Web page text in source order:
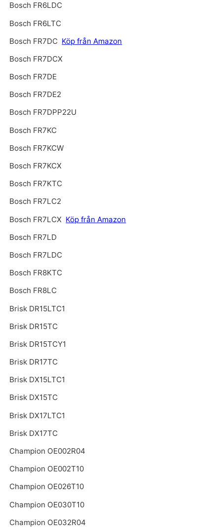
Bosch FR6LDC
Bosch FR6LTC
Bosch FR7DC Köp från Amazon
Bosch FR7DCX
Bosch FR7DE
Bosch FR7DE2
Bosch FR7DPP22U
Bosch FR7KC
Bosch FR7KCW
Bosch FR7KCX
Bosch FR7KTC
Bosch FR7LC2
Bosch FR7LCX Köp från Amazon
Bosch FR7LD
Bosch FR7LDC
Bosch FR8KTC
Bosch FR8LC
Brisk DR15LTC1
Brisk DR15TC
Brisk DR15TCY1
Brisk DR17TC
Brisk DX15LTC1
Brisk DX15TC
Brisk DX17LTC1
Brisk DX17TC
Champion OE002R04
Champion OE002T10
Champion OE026T10
Champion OE030T10
Champion OE032R04